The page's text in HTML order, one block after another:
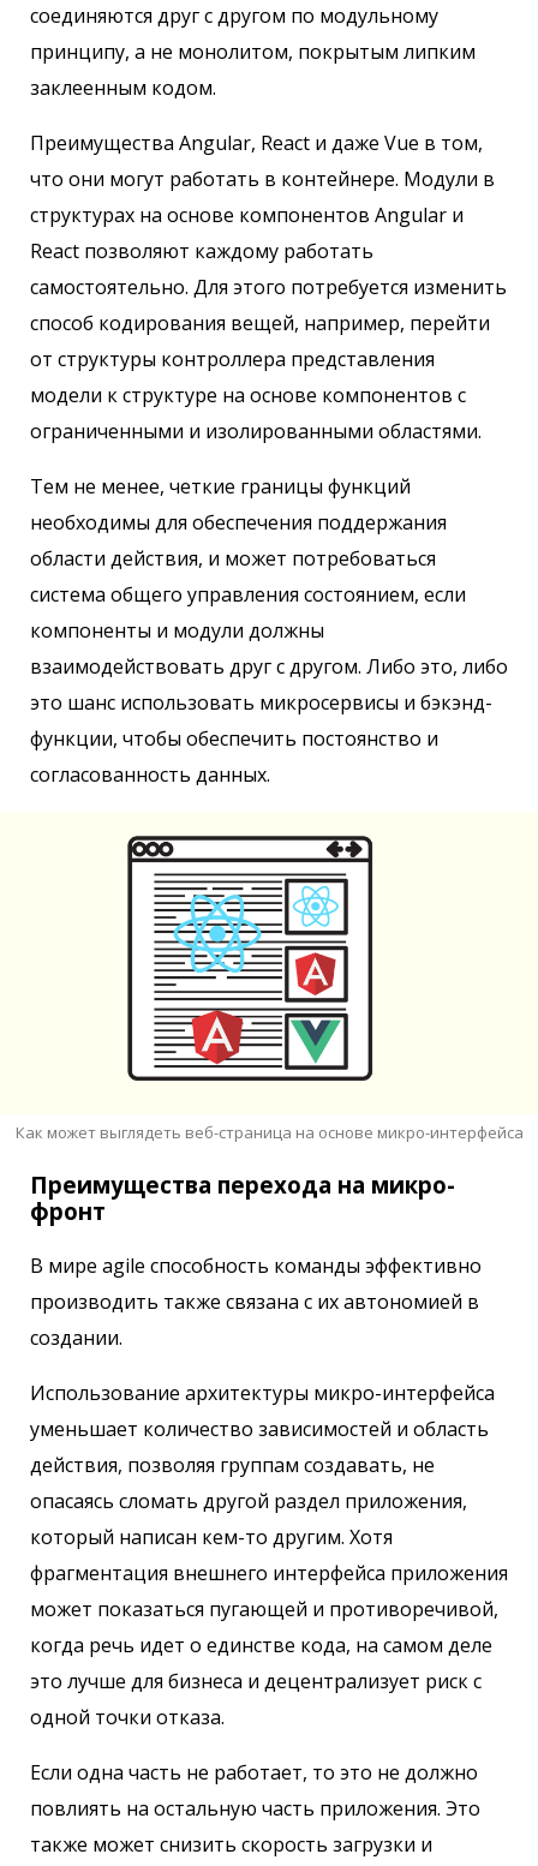
соединяются друг с другом по модульному
принципу, а не монолитом, покрытым липким
заклеенным кодом.
Преимущества Angular, React и даже Vue в том,
что они могут работать в контейнере. Модули в
структурах на основе компонентов Angular и
React позволяют каждому работать
самостоятельно. Для этого потребуется изменить
способ кодирования вещей, например, перейти
от структуры контроллера представления
модели к структуре на основе компонентов с
ограниченными и изолированными областями.
Тем не менее, четкие границы функций
необходимы для обеспечения поддержания
области действия, и может потребоваться
система общего управления состоянием, если
компоненты и модули должны
взаимодействовать друг с другом. Либо это, либо
это шанс использовать микросервисы и бэкэнд-
функции, чтобы обеспечить постоянство и
согласованность данных.
Как может выглядеть веб-страница на основе микро-интерфейса
Преимущества перехода на микро-
фронт
В мире agile способность команды эффективно
производить также связана с их автономией в
создании.
Использование архитектуры микро-интерфейса
уменьшает количество зависимостей и область
действия, позволяя группам создавать, не
опасаясь сломать другой раздел приложения,
который написан кем-то другим. Хотя
фрагментация внешнего интерфейса приложения
может показаться пугающей и противоречивой,
когда речь идет о единстве кода, на самом деле
это лучше для бизнеса и децентрализует риск с
одной точки отказа.
Если одна часть не работает, то это не должно
повлиять на остальную часть приложения. Это
также может снизить скорость загрузки и